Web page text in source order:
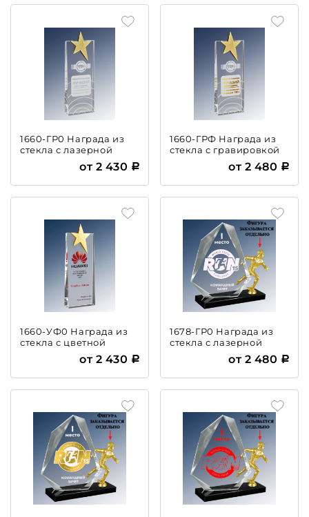
1660-ГР0 Награда из
стекла с лазерной
от 2 430
1660-ГРФ Награда из
стекла с гравировкой
от 2 480
1660-УФ0 Награда из
стекла с цветной
от 2 430
1678-ГР0 Награда из
стекла с лазерной
от 2 480